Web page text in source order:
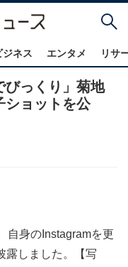
ジネス エンタメ リサ
びっくり」菊地
ショットを公
自身のInstagramを更
露しました。【写